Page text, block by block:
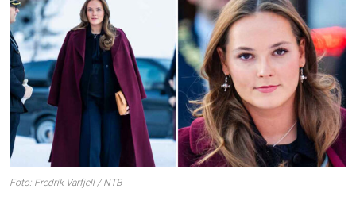
Foto: Fredrik Varfjell / NTB